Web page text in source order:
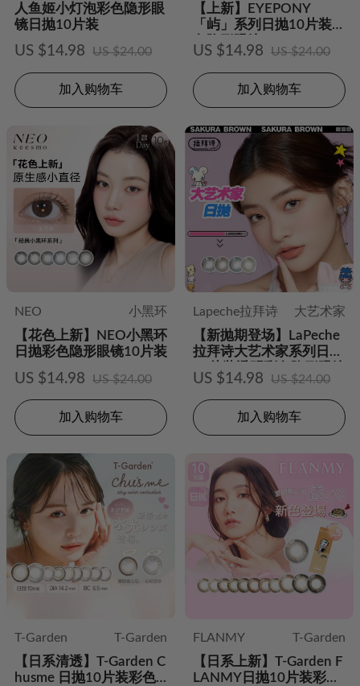
人鱼姬小灯泡彩色隐形眼
镜日抛10片装
US $14.98 US $24.00
加入购物车
【上新】EYEPONY
「屿」系列日抛10片装彩
色隐形眼镜
US $14.98 US $24.00
加入购物车
NEO
小黑环
【花色上新】NEO小黑环
日抛彩色隐形眼镜10片装
US $14.98 US $24.00
加入购物车
Lapeche拉拜诗
大艺术家
【新抛期登场】LaPeche
拉拜诗大艺术家系列日抛
10片装透明彩色隐形眼镜
US $14.98 US $24.00
加入购物车
T-Garden
T-Garden
【日系清透】T-Garden C
husme 日抛10片装彩色
FLANMY
T-Garden
【日系上新】T-Garden F
LANMY日抛10片装彩色